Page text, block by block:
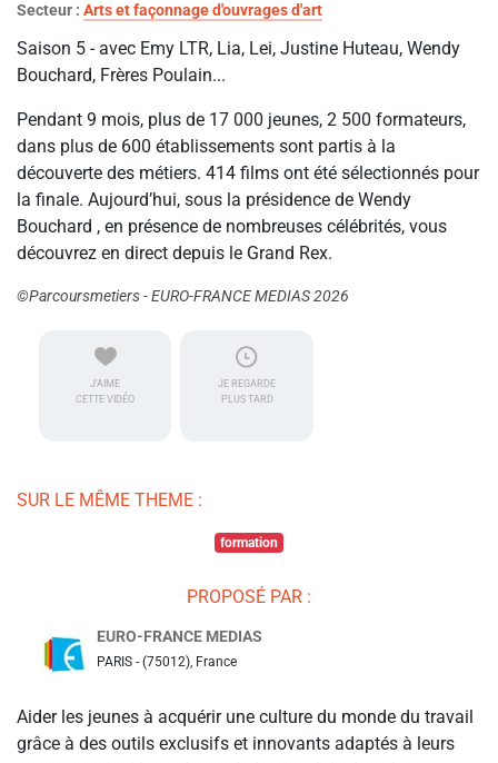
Secteur : Arts et façonnage d'ouvrages d'art
Saison 5 - avec Emy LTR, Lia, Lei, Justine Huteau, Wendy
Bouchard, Frères Poulain...
Pendant 9 mois, plus de 17 000 jeunes, 2 500 formateurs,
dans plus de 600 établissements sont partis à la
découverte des métiers. 414 films ont été sélectionnés pour
la finale. Aujourd’hui, sous la présidence de Wendy
Bouchard , en présence de nombreuses célébrités, vous
découvrez en direct depuis le Grand Rex.
©Parcoursmetiers - EURO-FRANCE MEDIAS 2026
J'AIME
CETTE VIDÉO
JE REGARDE
PLUS TARD
SUR LE MÊME THEME :
formation
PROPOSÉ PAR :
EURO-FRANCE MEDIAS
PARIS - (75012), France
Aider les jeunes à acquérir une culture du monde du travail
grâce à des outils exclusifs et innovants adaptés à leurs